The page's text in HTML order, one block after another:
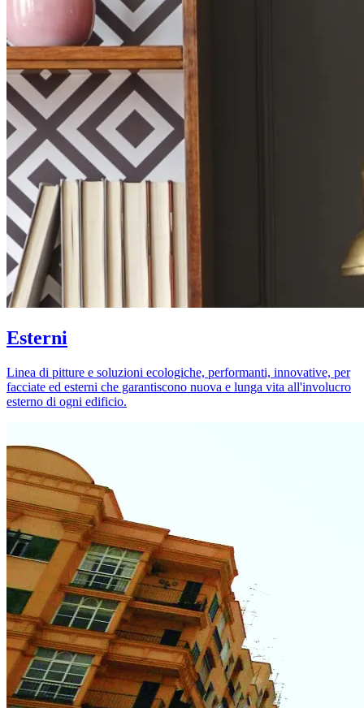
Esterni
Linea di pitture e soluzioni ecologiche, performanti, innovative, per
facciate ed esterni che garantiscono nuova e lunga vita all'involucro
esterno di ogni edificio.